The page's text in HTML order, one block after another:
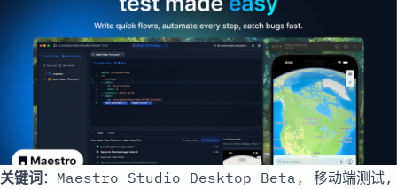
关键词：Maestro Studio Desktop Beta, 移动端测试,